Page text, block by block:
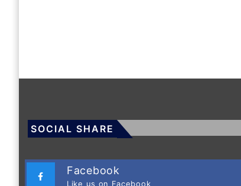
SOCIAL SHARE
Facebook
Like us on Facebook